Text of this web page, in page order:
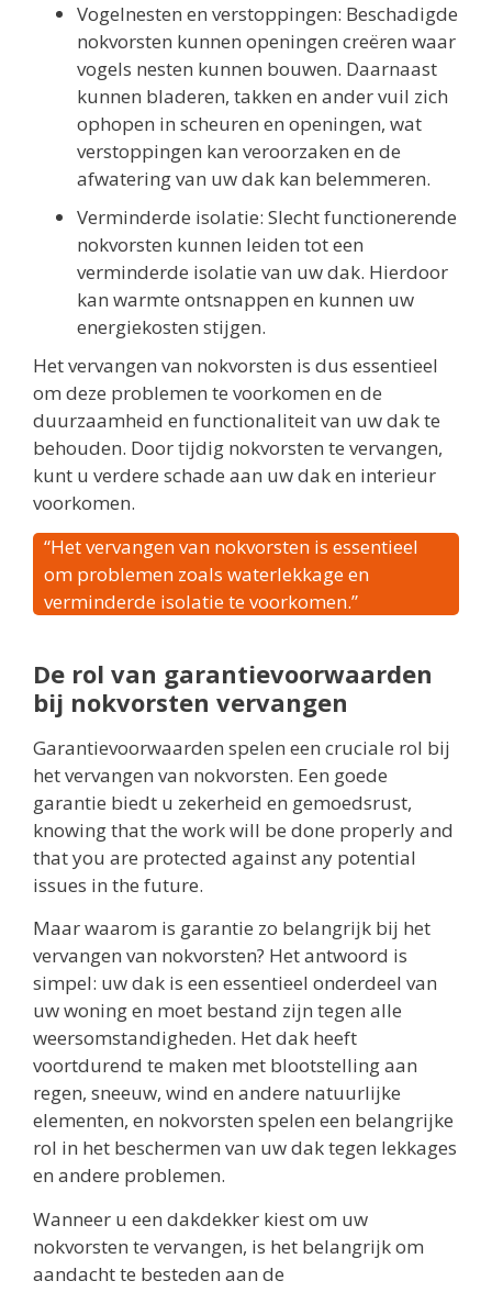
Vogelnesten en verstoppingen: Beschadigde
nokvorsten kunnen openingen creëren waar
vogels nesten kunnen bouwen. Daarnaast
kunnen bladeren, takken en ander vuil zich
ophopen in scheuren en openingen, wat
verstoppingen kan veroorzaken en de
afwatering van uw dak kan belemmeren.
Verminderde isolatie: Slecht functionerende
nokvorsten kunnen leiden tot een
verminderde isolatie van uw dak. Hierdoor
kan warmte ontsnappen en kunnen uw
energiekosten stijgen.
Het vervangen van nokvorsten is dus essentieel
om deze problemen te voorkomen en de
duurzaamheid en functionaliteit van uw dak te
behouden. Door tijdig nokvorsten te vervangen,
kunt u verdere schade aan uw dak en interieur
voorkomen.
“Het vervangen van nokvorsten is essentieel
om problemen zoals waterlekkage en
verminderde isolatie te voorkomen.”
De rol van garantievoorwaarden
bij nokvorsten vervangen
Garantievoorwaarden spelen een cruciale rol bij
het vervangen van nokvorsten. Een goede
garantie biedt u zekerheid en gemoedsrust,
knowing that the work will be done properly and
that you are protected against any potential
issues in the future.
Maar waarom is garantie zo belangrijk bij het
vervangen van nokvorsten? Het antwoord is
simpel: uw dak is een essentieel onderdeel van
uw woning en moet bestand zijn tegen alle
weersomstandigheden. Het dak heeft
voortdurend te maken met blootstelling aan
regen, sneeuw, wind en andere natuurlijke
elementen, en nokvorsten spelen een belangrijke
rol in het beschermen van uw dak tegen lekkages
en andere problemen.
Wanneer u een dakdekker kiest om uw
nokvorsten te vervangen, is het belangrijk om
aandacht te besteden aan de